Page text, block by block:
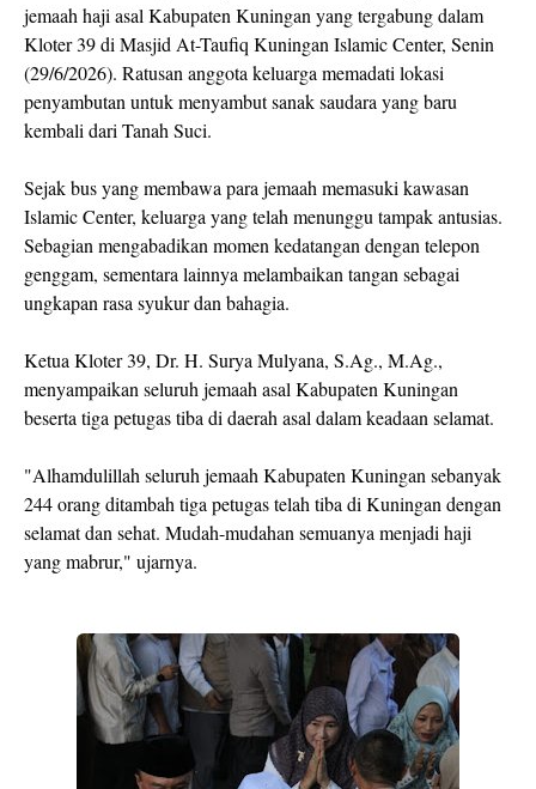
jemaah haji asal Kabupaten Kuningan yang tergabung dalam
Kloter 39 di Masjid At-Taufiq Kuningan Islamic Center, Senin
(29/6/2026). Ratusan anggota keluarga memadati lokasi
penyambutan untuk menyambut sanak saudara yang baru
kembali dari Tanah Suci.
Sejak bus yang membawa para jemaah memasuki kawasan
Islamic Center, keluarga yang telah menunggu tampak antusias.
Sebagian mengabadikan momen kedatangan dengan telepon
genggam, sementara lainnya melambaikan tangan sebagai
ungkapan rasa syukur dan bahagia.
Ketua Kloter 39, Dr. H. Surya Mulyana, S.Ag., M.Ag.,
menyampaikan seluruh jemaah asal Kabupaten Kuningan
beserta tiga petugas tiba di daerah asal dalam keadaan selamat.
"Alhamdulillah seluruh jemaah Kabupaten Kuningan sebanyak
244 orang ditambah tiga petugas telah tiba di Kuningan dengan
selamat dan sehat. Mudah-mudahan semuanya menjadi haji
yang mabrur," ujarnya.